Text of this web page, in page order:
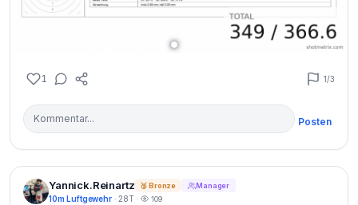
1 1/3
Posten
Yannick.Reinartz 🥉 Bronze Manager
10m Luftgewehr · 28T · 109